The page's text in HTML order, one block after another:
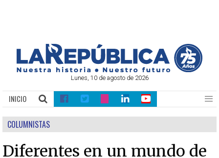
Lunes, 10 de agosto de 2026
INICIO
COLUMNISTAS
Diferentes en un mundo de